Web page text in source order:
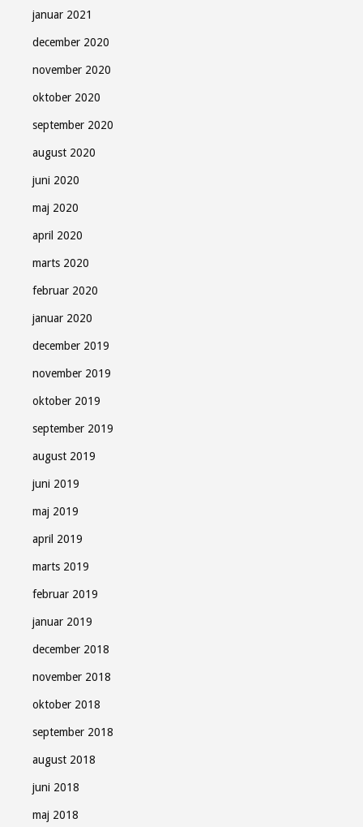
januar 2021
december 2020
november 2020
oktober 2020
september 2020
august 2020
juni 2020
maj 2020
april 2020
marts 2020
februar 2020
januar 2020
december 2019
november 2019
oktober 2019
september 2019
august 2019
juni 2019
maj 2019
april 2019
marts 2019
februar 2019
januar 2019
december 2018
november 2018
oktober 2018
september 2018
august 2018
juni 2018
maj 2018